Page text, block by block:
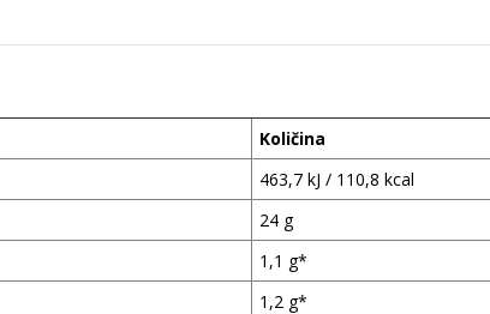
Količina
463,7 kJ / 110,8 kcal
24 g
1,1 g*
1,2 g*